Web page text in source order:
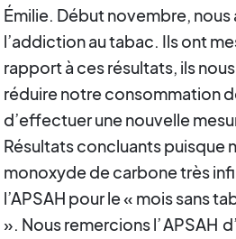
Émilie. Début novembre,
l’addiction au tabac. Ils ont
rapport à ces résultats, ils
réduire notre consommation
d’effectuer une nouvelle
Résultats concluants puisque
monoxyde de carbone très
l’APSAH pour le « mois sans
». Nous remercions l’APSAH